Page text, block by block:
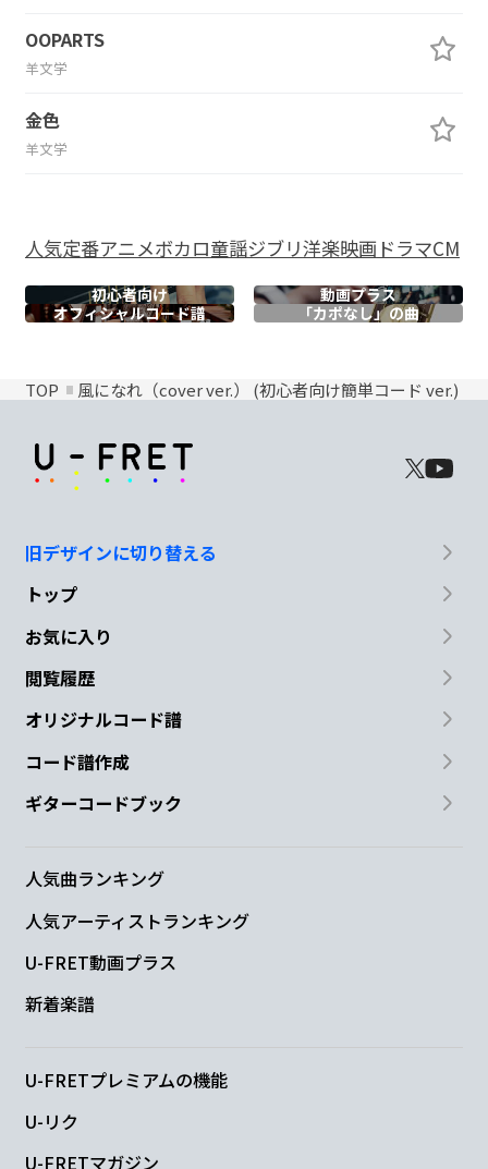
OOPARTS
羊文学
金色
羊文学
人気定番アニメボカロ童謡ジブリ洋楽映画ドラマCM
初心者向け
動画プラス
オフィシャルコード譜 「カポなし」の曲
TOP 風になれ（cover ver.） (初心者向け簡単コード ver.)
旧デザインに切り替える
トップ
お気に入り
閲覧履歴
オリジナルコード譜
コード譜作成
ギターコードブック
人気曲ランキング
人気アーティストランキング
U-FRET動画プラス
新着楽譜
U-FRETプレミアムの機能
U-リク
U-FRETマガジン